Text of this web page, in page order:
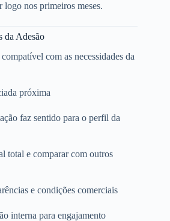
logo nos primeiros meses.
da Adesão
com as necessidades da
próxima
faz sentido para o perfil da
total e comparar com outros
e condições comerciais
interna para engajamento